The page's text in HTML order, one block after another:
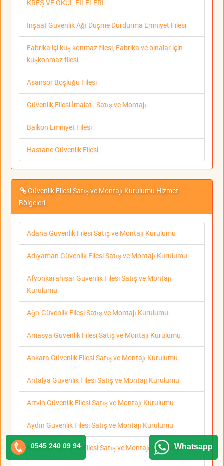
KREŞ VE OKUL FİLELERİ
İnşaat Güvenlik Ağı Düşme Durdurma Emniyet Filesi
Fabrika içi kuş konmaz filesi, Fabrika ve binalar için
kuşkonmaz filesi
Asansör Boşluğu Filesi
Güvenlik Filesi İmalat , Satış ve Montajı
Balkon Emniyet Filesi
Hastane Güvenlik Filesi
Güvenlik Filesi Satış ve Montajı Kurulumu Hizmet
Bölgeleri
Adana Güvenlik Filesi Satış ve Montajı Kurulumu
Adıyaman Güvenlik Filesi Satış ve Montajı Kurulumu
Afyonkarahisar Güvenlik Filesi Satış ve Montajı
Kurulumu
Ağrı Güvenlik Filesi Satış ve Montajı Kurulumu
Amasya Güvenlik Filesi Satış ve Montajı Kurulumu
Ankara Güvenlik Filesi Satış ve Montajı Kurulumu
Antalya Güvenlik Filesi Satış ve Montajı Kurulumu
Artvin Güvenlik Filesi Satış ve Montajı Kurulumu
Aydın Güvenlik Filesi Satış ve Montajı Kurulumu
Balıkesir Güvenlik Filesi Satış ve Montajı Kurulumu
0545 240 09 94 Whatsapp